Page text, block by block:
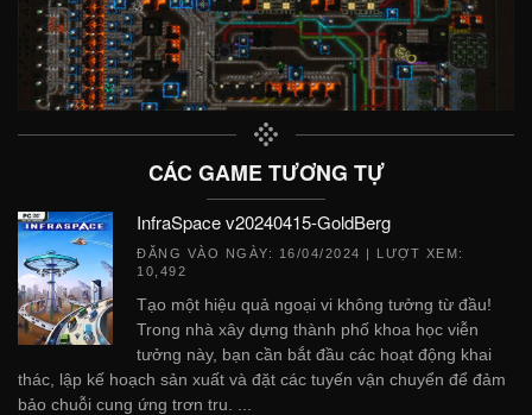
CÁC GAME TƯƠNG TỰ
InfraSpace v20240415-GoldBerg
ĐĂNG VÀO NGÀY: 16/04/2024 | LƯỢT XEM:
10,492
Tạo một hiệu quả ngoại vi không tưởng từ đầu!
Trong nhà xây dựng thành phố khoa học viễn
tưởng này, bạn cần bắt đầu các hoạt động khai
thác, lập kế hoạch sản xuất và đặt các tuyến vận chuyển để đảm
bảo chuỗi cung ứng trơn tru. ...